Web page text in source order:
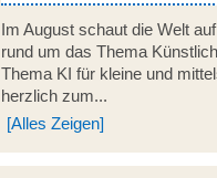
Im August schaut die Welt
rund um das Thema
Thema KI für kleine und
herzlich zum...
[Alles Zeigen]